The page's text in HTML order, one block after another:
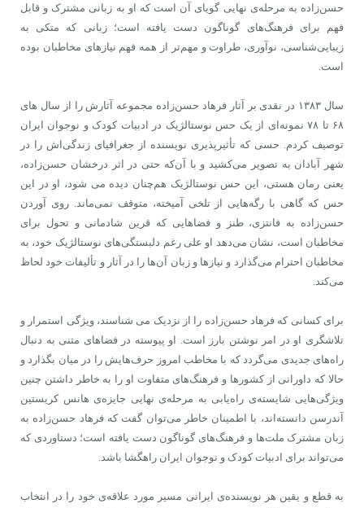
حسن‌زاده به مرحله‌ی نهایی گویای آن است که او به زبانی مشترک و قابل
فهم برای فرهنگ‌های گوناگون دست یافته است؛ زبانی که متکی به
زیبایی‌شناسی، نوآوری، طراوت و مهم‌تر از همه فهم نیازهای مخاطبان بوده
است.
سال ۱۳۸۳ در نقدی بر آثار فرهاد حسن‌زاده مجموعه آثارش را از سال های
۶۸ تا ۷۸ نمونه‌ای از یک حس نوستالژیک در ادبیات کودک و نوجوان ایران
توصیف کردم. حسی که تأثیرپذیری نویسنده از جغرافیای زندگی‌اش را در
شهر آبادان به تصویر می‌کشید و با آن‌که حتی در اثر درخشان حسن‌زاده،
یعنی رمان هستی، این حس نوستالژیک هم‌چنان دیده می شود، او در این
حس که گاهی با رگه‌هایی از تلخی آمیخته، متوقف نمی‌ماند. روی آوردن
حسن‌زاده به فانتزی، طنز و فضاهایی که قرین شادمانی و تحول برای
مخاطبان است، نشان می‌دهد او علی رغم دلبستگی‌های نوستالژیک خود، به
مخاطبان احترام می‌گذارد و نیازها و زبان آن‌ها را در آثار و تألیفات خود لحاظ
می‌کند.
برای کسانی که فرهاد حسن‌زاده را از نزدیک می شناسند، ویژگی استمرار و
تلاشگری او در امر نوشتن بارز است. او پیوسته در فضاهای متنی به دنبال
راه‌های جدیدی می‌گردد که با مخاطب امروز حرف‌هایش را در میان بگذارد و
حالا که داورانی از کشورها و فرهنگ‌های متفاوت او را به خاطر داشتن چنین
ویژگی‌هایی شایسته‌ی راه‌یابی به مرحله‌ی نهایی جایزه‌ی هانس کریستین
آندرسن دانسته‌اند، با اطمینان خاطر می‌توان گفت که فرهاد حسن‌زاده به
زبان مشترک ملت‌ها و فرهنگ‌های گوناگون دست یافته است؛ دستاوردی که
می‌تواند برای ادبیات کودک و نوجوان ایران راهگشا باشد.
به قطع و یقین هر نویسنده‌ی ایرانی مسیر مورد علاقه‌ی خود را در انتخاب